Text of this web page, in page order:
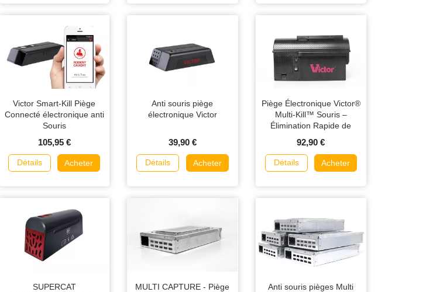
Victor Smart-Kill Piège
Connecté électronique anti
Souris
105,95 €
Détails Acheter
Anti souris piège
électronique Victor
39,90 €
Détails Acheter
Piège Électronique Victor®
Multi-Kill™ Souris –
Élimination Rapide de
92,90 €
Détails Acheter
SUPERCAT
MULTI CAPTURE - Piège
Anti souris pièges Multi